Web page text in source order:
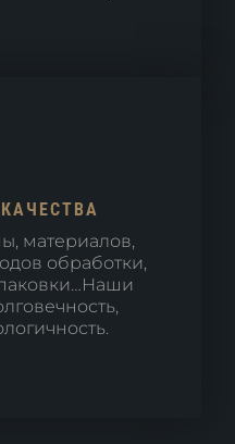
материалов,
обработки,